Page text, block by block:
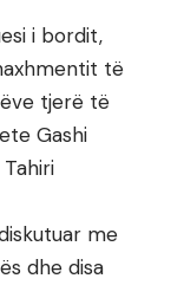
i bordit,
të
tjerë të
Gashi
me
dhe disa